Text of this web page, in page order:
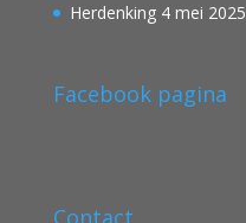
Herdenking 4 mei 2025
Facebook pagina